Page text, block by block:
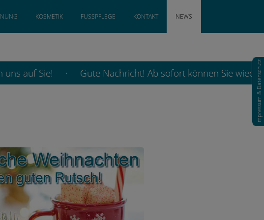
Impressum & Datenschutz
KOSMETIK FUSSPFLEGE KONTAKT NEWS
auf Sie! · Gute Nachricht! Ab sofort können Sie